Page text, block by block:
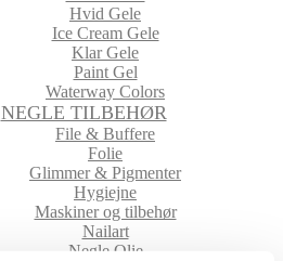
Hvid Gele
Ice Cream Gele
Klar Gele
Paint Gel
Waterway Colors
NEGLE TILBEHØR
File & Buffere
Folie
Glimmer & Pigmenter
Hygiejne
Maskiner og tilbehør
Nailart
Negle Olie